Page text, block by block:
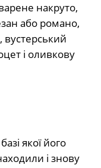
накруто,
або романо,
вустерський
і оливкову
якої його
і знову